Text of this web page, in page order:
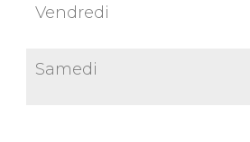
Vendredi
Samedi